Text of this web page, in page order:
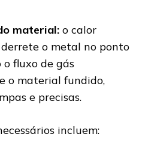
material: o calor
o metal no ponto
fluxo de gás
o material fundido,
e precisas.
incluem: